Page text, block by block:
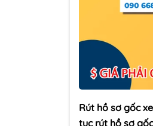
Rút hồ sơ gốc
tục rút hồ sơ